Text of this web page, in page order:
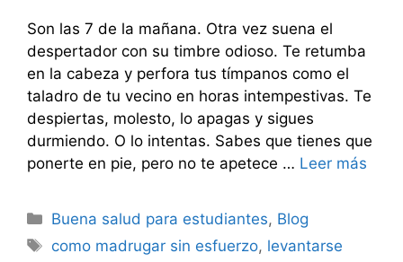
Son las 7 de la mañana. Otra vez suena el
despertador con su timbre odioso. Te retumba
en la cabeza y perfora tus tímpanos como el
taladro de tu vecino en horas intempestivas. Te
despiertas, molesto, lo apagas y sigues
durmiendo. O lo intentas. Sabes que tienes que
ponerte en pie, pero no te apetece … Leer más
Categorías
Buena salud para estudiantes, Blog
Etiquetas
como madrugar sin esfuerzo, levantarse